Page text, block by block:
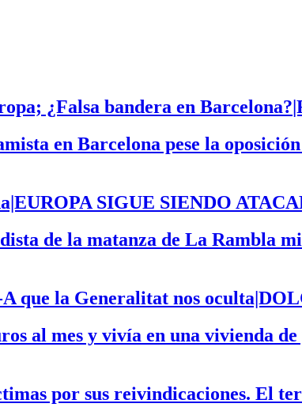
¿Falsa bandera en Barcelona?
en Barcelona pese la
SIGUE SIENDO
de la matanza de La Rambla
que la Generalitat nos
al mes y vivía en una
por sus reivindicaciones. El